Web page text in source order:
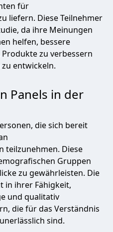
für
liefern. Diese Teilnehmer
da ihre Meinungen
helfen, bessere
zu verbessern
entwickeln.
Panels in der
die sich bereit
teilzunehmen. Diese
Gruppen
zu gewährleisten. Die
in ihrer Fähigkeit,
und qualitativ
die für das Verständnis
sind.